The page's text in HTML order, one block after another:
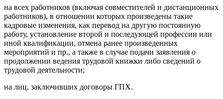
на всех работников (включая совместителей и дистанционных
работников), в отношении которых произведены такие
кадровые изменения, как перевод на другую постоянную
работу, установление второй и последующей профессии или
иной квалификации, отмена ранее произведенных
мероприятий и пр., а также в случае подачи заявления о
продолжении ведения трудовой книжки либо сведений о
трудовой деятельности;
на лиц, заключивших договоры ГПХ.